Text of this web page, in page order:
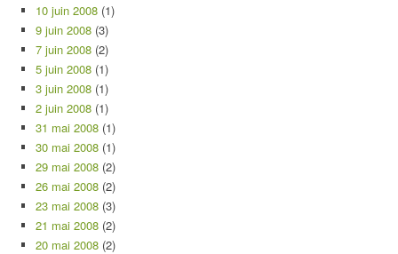
10 juin 2008 (1)
9 juin 2008 (3)
7 juin 2008 (2)
5 juin 2008 (1)
3 juin 2008 (1)
2 juin 2008 (1)
31 mai 2008 (1)
30 mai 2008 (1)
29 mai 2008 (2)
26 mai 2008 (2)
23 mai 2008 (3)
21 mai 2008 (2)
20 mai 2008 (2)